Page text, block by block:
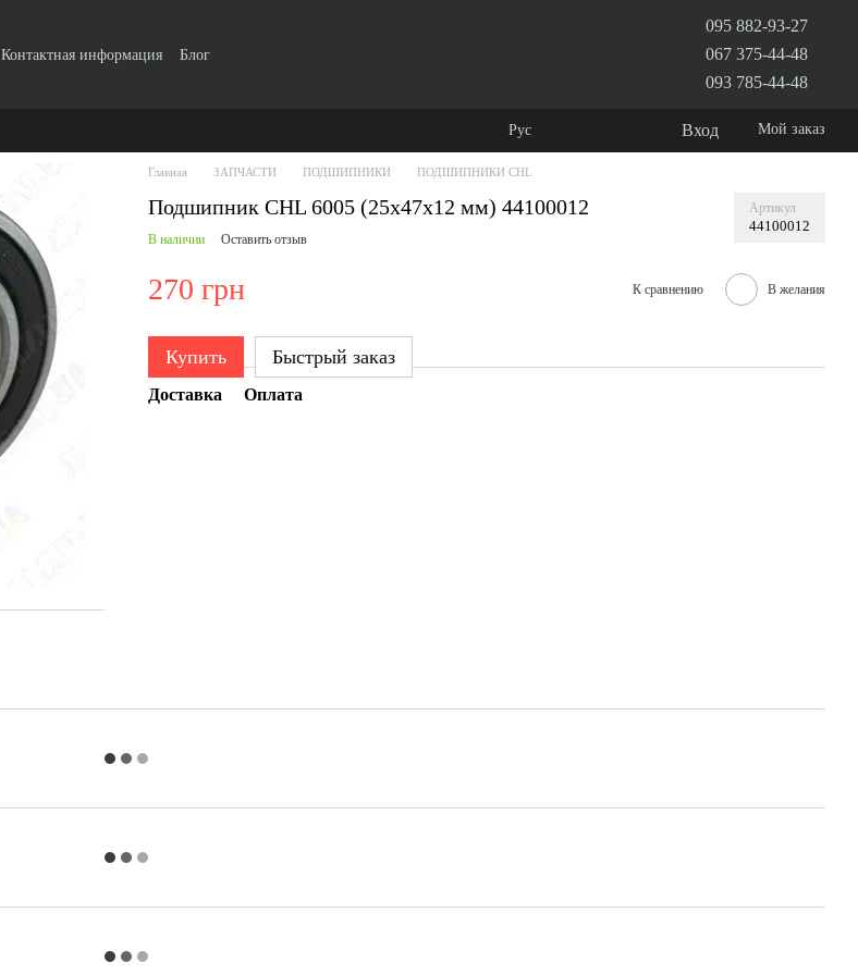
Контактная информация Блог
095 882-93-27
067 375-44-48
093 785-44-48
Рус Вход Мой заказ
Главная ЗАПЧАСТИ ПОДШИПНИКИ ПОДШИПНИКИ CHL
Подшипник CHL 6005 (25x47x12 мм) 44100012 Артикул
44100012
В наличии Оставить отзыв
270 грн К сравнению В желания
Купить Быстрый заказ
Доставка Оплата